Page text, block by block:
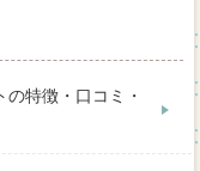
特徴・口コミ・